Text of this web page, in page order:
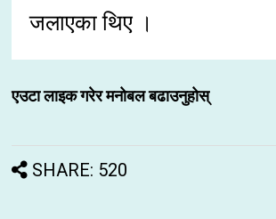
जलाएका थिए ।
एउटा लाइक गरेर मनोबल बढाउनुहोस्
SHARE: 520